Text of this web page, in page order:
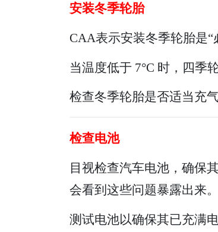
安装冬季轮胎
CAA表示安装冬季轮胎是“
当温度低于 7°C 时，四季
检查冬季轮胎是否适当充
检查电池
目视检查汽车电池，确保
会看到这些问题暴露出来。
测试电池以确保其已充满